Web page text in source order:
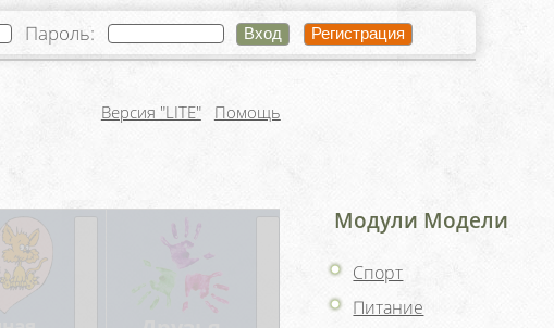
Пароль:
Версия "LITE" Помощь
Модули Модели
Спорт
Питание